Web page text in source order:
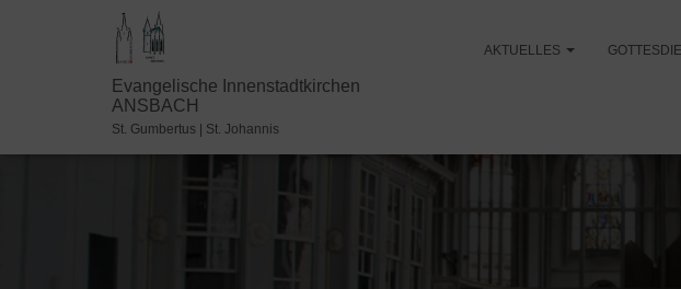
Evangelische Innenstadtkirchen
ANSBACH
St. Gumbertus | St. Johannis
AKTUELLES